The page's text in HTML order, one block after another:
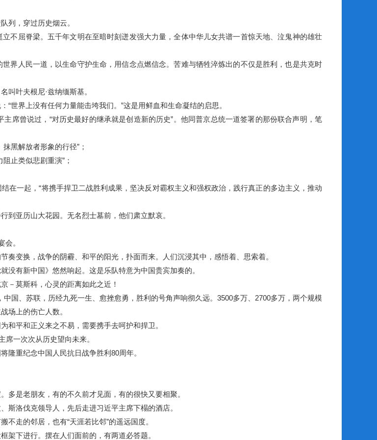
，穿过历史烟云。
屈脊梁。五千年文明在至暗时刻迸发强大力量，全体中华儿女共谱一首惊天地、泣鬼神的雄壮
人民一道，以生命守护生命，用信念点燃信念。苦难与牺牲淬炼出的不仅是胜利，也是共克时
叶夫根尼·兹纳缅斯基。
界上没有任何力量能击垮我们。”这是用鲜血和生命凝结的启思。
曾说过，“对历史最好的继承就是创造新的历史”。他同普京总统一道签署的那份联合声明，笔
黑解放者形象的行径”；
止类似悲剧重演”；
一起，“将携手捍卫二战胜利成果，坚决反对霸权主义和强权政治，践行真正的多边主义，推动
亚历山大花园。无名烈士墓前，他们肃立默哀。
。
换，战争的阴霾、和平的阳光，扑面而来。人们沉浸其中，感悟着、思索着。
有新中国》悠然响起。这是乐队特意为中国贵宾加奏的。
莫斯科，心灵的距离如此之近！
、苏联，历经九死一生、愈挫愈勇，胜利的号角声响彻久远。3500多万、2700多万，两个规模
场上的伤亡人数。
平和正义来之不易，需要携手去呵护和捍卫。
一次次从历史望向未来。
重纪念中国人民抗日战争胜利80周年。
是老朋友，有的不久前才见面，有的很快又要相聚。
洛伐克领导人，先后走进习近平主席下榻的酒店。
走的邻居，也有“天涯若比邻”的遥远国度。
下进行。摆在人们面前的，有两道必答题。